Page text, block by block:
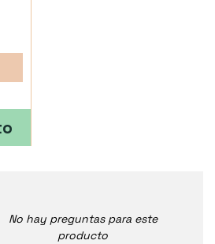
No hay preguntas para este
producto